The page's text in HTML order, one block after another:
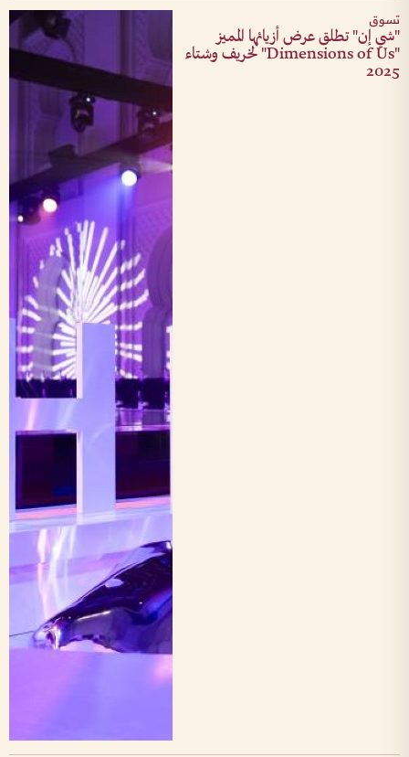
تسوق
‏"شي إن" تطلق عرض أزيائها المميز
"‏Dimensions of Us‏" لخريف وشتاء